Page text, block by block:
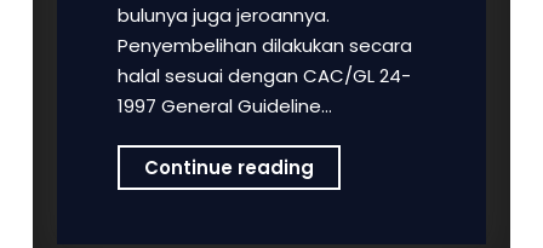
bulunya juga jeroannya.
Penyembelihan dilakukan secara
halal sesuai dengan CAC/GL 24-
1997 General Guideline…
Continue readingInfo
Samaco